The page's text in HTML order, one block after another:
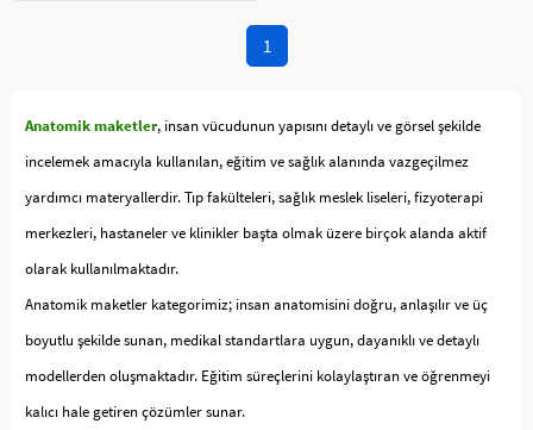
1
Anatomik maketler, insan vücudunun yapısını detaylı ve görsel şekilde
incelemek amacıyla kullanılan, eğitim ve sağlık alanında vazgeçilmez
yardımcı materyallerdir. Tıp fakülteleri, sağlık meslek liseleri, fizyoterapi
merkezleri, hastaneler ve klinikler başta olmak üzere birçok alanda aktif
olarak kullanılmaktadır.
Anatomik maketler kategorimiz; insan anatomisini doğru, anlaşılır ve üç
boyutlu şekilde sunan, medikal standartlara uygun, dayanıklı ve detaylı
modellerden oluşmaktadır. Eğitim süreçlerini kolaylaştıran ve öğrenmeyi
kalıcı hale getiren çözümler sunar.